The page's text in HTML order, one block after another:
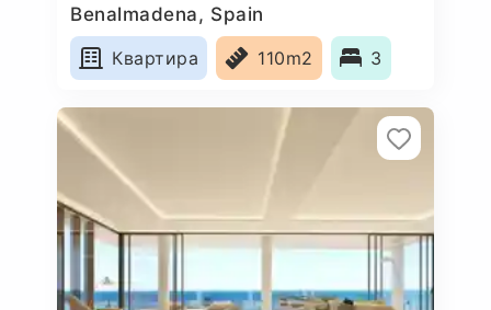
Benalmadena, Spain
Квартира
110m2 3